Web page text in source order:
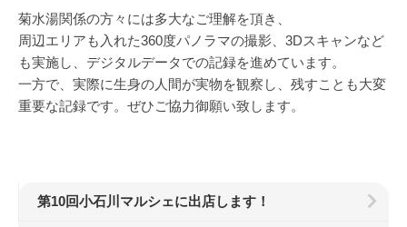
菊水湯関係の方々には多大なご理解を頂き、
周辺エリアも入れた360度パノラマの撮影、3Dスキャンなど
も実施し、デジタルデータでの記録を進めています。
一方で、実際に生身の人間が実物を観察し、残すことも大変
重要な記録です。ぜひご協力御願い致します。
第10回小石川マルシェに出店します！